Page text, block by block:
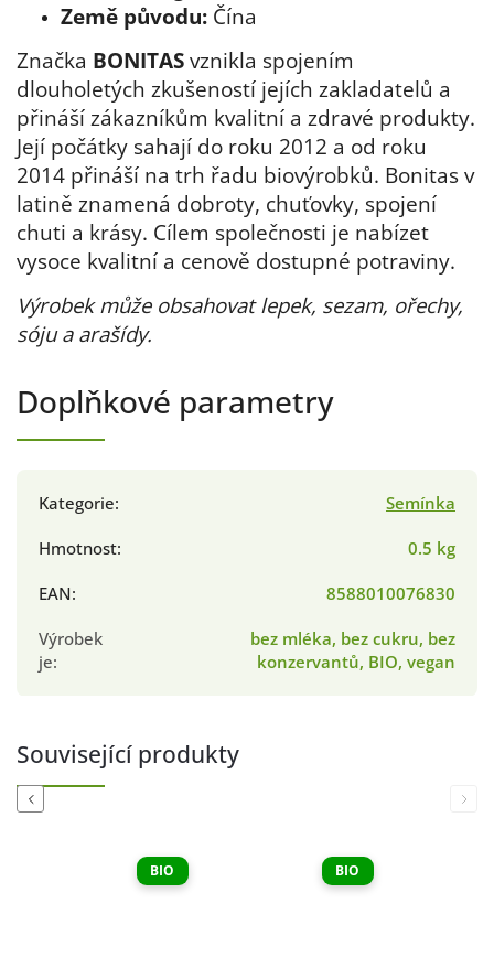
Země původu: Čína
Značka BONITAS vznikla spojením
dlouholetých zkušeností jejích zakladatelů a
přináší zákazníkům kvalitní a zdravé produkty.
Její počátky sahají do roku 2012 a od roku
2014 přináší na trh řadu biovýrobků. Bonitas v
latině znamená dobroty, chuťovky, spojení
chuti a krásy. Cílem společnosti je nabízet
vysoce kvalitní a cenově dostupné potraviny.
Výrobek může obsahovat lepek, sezam, ořechy,
sóju a arašídy.
Doplňkové parametry
Kategorie:
Semínka
Hmotnost:
0.5 kg
EAN:
8588010076830
Výrobek
je:
bez mléka, bez cukru, bez
konzervantů, BIO, vegan
Související produkty
Previous
BIO BIO
Next